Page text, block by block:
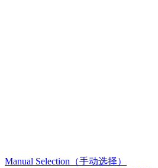
Manual Selection（手动选择）